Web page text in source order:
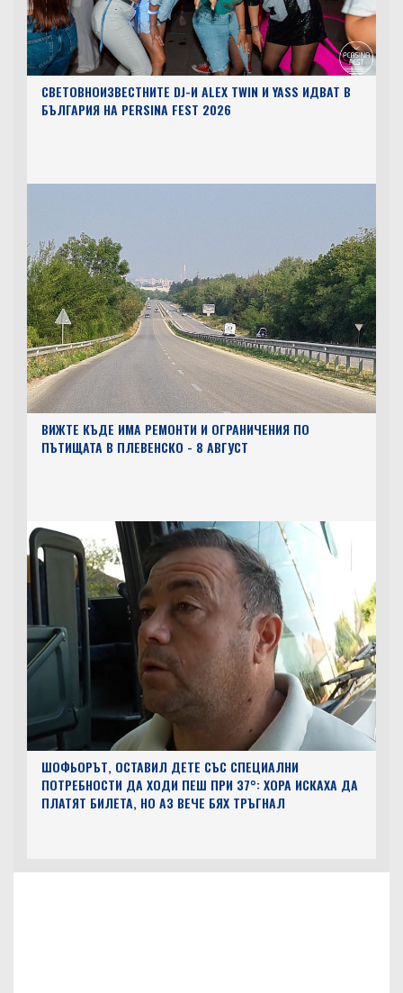
СВЕТОВНОИЗВЕСТНИТЕ DJ-И ALEX TWIN И YASS ИДВАТ В
БЪЛГАРИЯ НА PERSINA FEST 2026
ВИЖТЕ КЪДЕ ИМА РЕМОНТИ И ОГРАНИЧЕНИЯ ПО
ПЪТИЩАТА В ПЛЕВЕНСКО - 8 АВГУСТ
ШОФЬОРЪТ, ОСТАВИЛ ДЕТЕ СЪС СПЕЦИАЛНИ
ПОТРЕБНОСТИ ДА ХОДИ ПЕШ ПРИ 37°: ХОРА ИСКАХА ДА
ПЛАТЯТ БИЛЕТА, НО АЗ ВЕЧЕ БЯХ ТРЪГНАЛ